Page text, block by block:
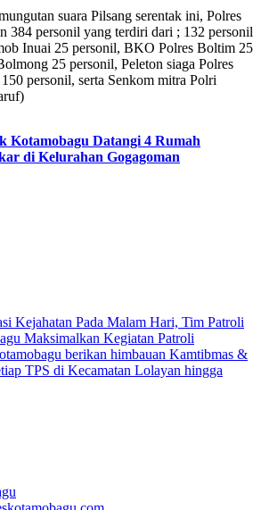
suara Pilsang serentak ini, Polres
384 personil yang terdiri dari ; 132 personil
Inuai 25 personil, BKO Polres Boltim 25
25 personil, Peleton siaga Polres
personil, serta Senkom mitra Polri
Kotamobagu Datangi 4 Rumah
di Kelurahan Gogagoman
Kejahatan Pada Malam Hari, Tim Patroli
Maksimalkan Kegiatan Patroli
berikan himbauan Kamtibmas &
TPS di Kecamatan Lolayan hingga